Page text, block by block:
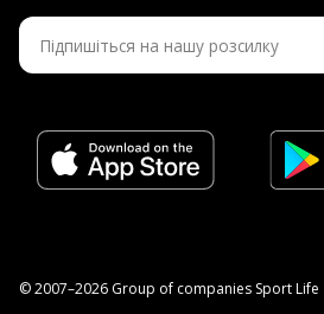
© 2007–2026 Group of companies Sport Life